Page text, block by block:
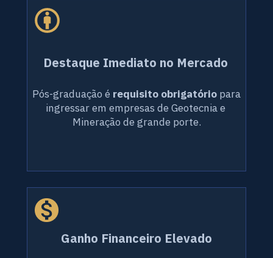
Ganho Financeiro Elevado
Destaque Imediato no Mercado
Pós-graduação é requisito obrigatório para
ingressar em empresas de Geotecnia e
Mineração de grande porte.